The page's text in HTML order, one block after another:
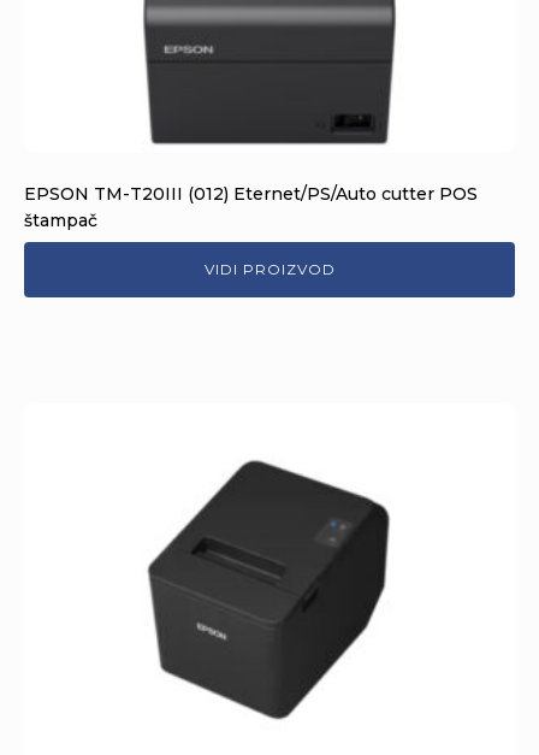
EPSON TM-T20III (012) Eternet/PS/Auto cutter POS
štampač
VIDI PROIZVOD